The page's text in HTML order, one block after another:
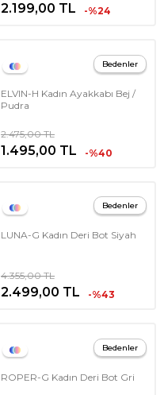
2.199,00 TL -%24
Bedenler
ELVIN-H Kadın Ayakkabı Bej /
Pudra
2.475,00TL
1.495,00 TL -%40
Bedenler
LUNA-G Kadın Deri Bot Siyah
4.355,00TL
2.499,00 TL -%43
Bedenler
ROPER-G Kadın Deri Bot Gri